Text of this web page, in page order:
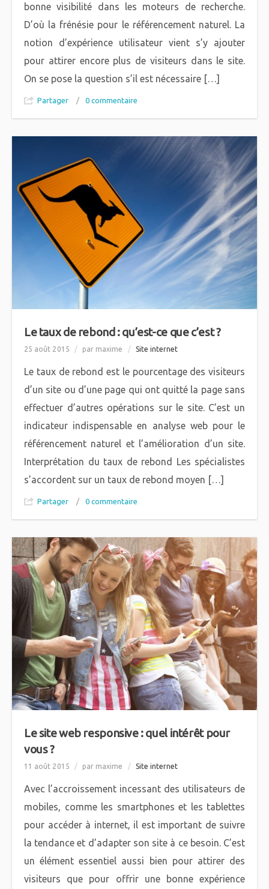
bonne visibilité dans les moteurs de recherche.
D’où la frénésie pour le référencement naturel. La
notion d’expérience utilisateur vient s’y ajouter
pour attirer encore plus de visiteurs dans le site.
On se pose la question s’il est nécessaire […]
Partager / 0 commentaire
Le taux de rebond : qu’est-ce que c’est ?
25 août 2015 / par maxime / Site internet
Le taux de rebond est le pourcentage des visiteurs
d’un site ou d’une page qui ont quitté la page sans
effectuer d’autres opérations sur le site. C’est un
indicateur indispensable en analyse web pour le
référencement naturel et l’amélioration d’un site.
Interprétation du taux de rebond Les spécialistes
s’accordent sur un taux de rebond moyen […]
Partager / 0 commentaire
Le site web responsive : quel intérêt pour
vous ?
11 août 2015 / par maxime / Site internet
Avec l’accroissement incessant des utilisateurs de
mobiles, comme les smartphones et les tablettes
pour accéder à internet, il est important de suivre
la tendance et d’adapter son site à ce besoin. C’est
un élément essentiel aussi bien pour attirer des
visiteurs que pour offrir une bonne expérience